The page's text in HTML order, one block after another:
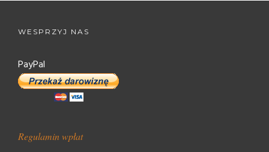
WESPRZYJ NAS
PayPal
Regulamin wpłat